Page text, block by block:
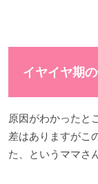
イヤイヤ期
原因がわかったと
差はありますがこ
た、というママさ